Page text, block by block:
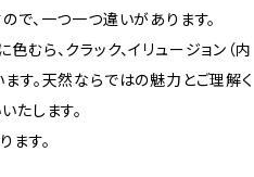
で、一つ一つ違いがあります。
むら、クラック、イリュージョン（内
す。天然ならではの魅力とご理解く
たします。
す。